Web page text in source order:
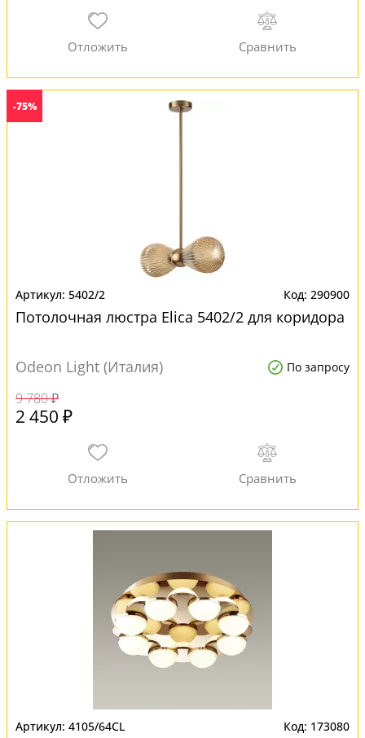
-75%
5402/2 290900
Потолочная люстра Elica 5402/2 для коридора
Odeon Light (Италия) По запросу
9 780 ₽
2 450 ₽
4105/64CL 173080